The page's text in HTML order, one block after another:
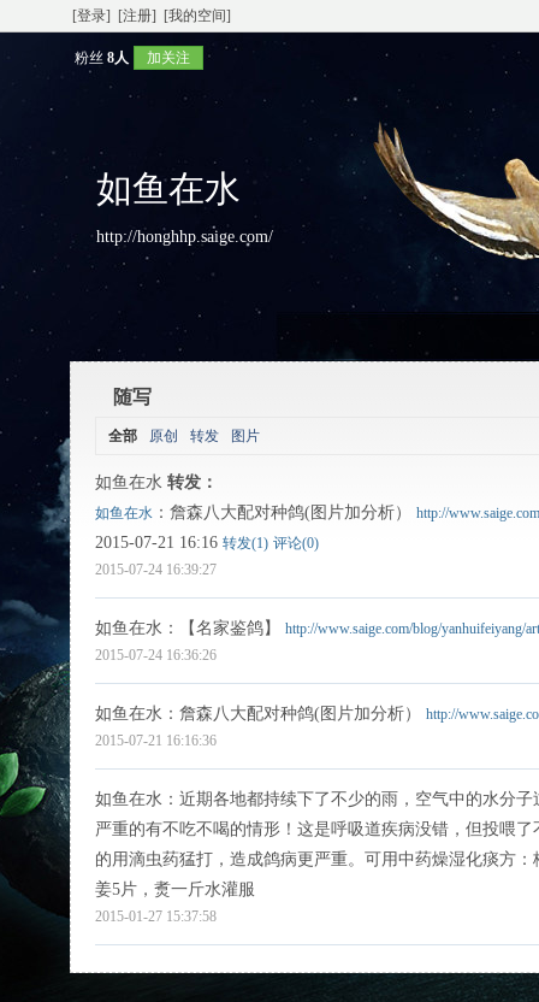
[登录] [注册] [我的空间]
粉丝 8人 加关注
如鱼在水
http://honghhp.saige.com/
随写
全部 原创 转发 图片
如鱼在水 转发：
如鱼在水 ：詹森八大配对种鸽(图片加分析） http://
2015-07-21 16:16 转发(1) 评论(0)
2015-07-24 16:39:27
如鱼在水 ：【名家鉴鸽】 http://www.saige.com/blog/yanhuifeiyang/
2015-07-24 16:36:26
如鱼在水 ：詹森八大配对种鸽(图片加分析） http://
2015-07-21 16:16:36
如鱼在水 ：近期各地都持续下了不少的雨，空气中的水分
严重的有不吃不喝的情形！这是呼吸道疾病没错，但投喂
的用滴虫药猛打，造成鸽病更严重。可用中药燥湿化痰方
姜5片，煑一斤水灌服
2015-01-27 15:37:58